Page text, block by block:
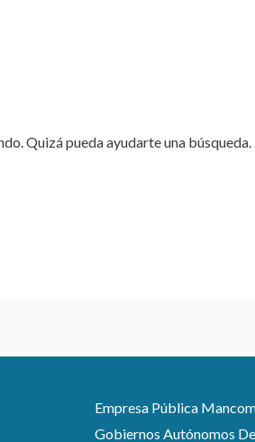
Quizá pueda ayudarte una búsqueda.
Empresa Pública
Gobiernos Autónomos